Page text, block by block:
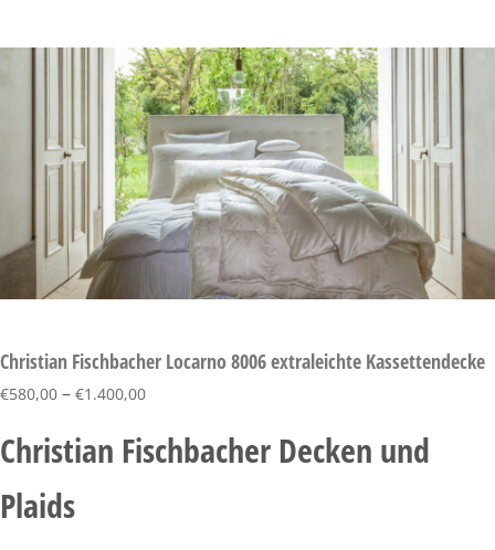
Christian Fischbacher Locarno 8006 extraleichte Kassettendecke
€580,00 – €1.400,00
Christian Fischbacher Decken und
Plaids